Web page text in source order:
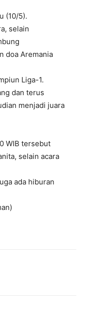
(10/5).
selain
doa Aremania
Liga-1.
dan terus
menjadi juara
WIB tersebut
selain acara
ada hiburan